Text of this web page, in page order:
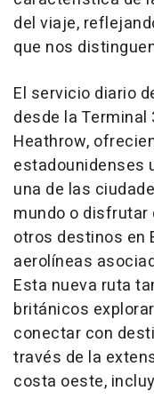
del viaje,
que nos
El servicio diario
desde la
Heathrow,
estadounidenses
una de las
mundo o disfrutar
otros destinos en
aerolíneas
Esta nueva ruta
británicos
conectar con
través de la
costa oeste,